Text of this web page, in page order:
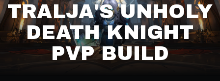
TRALJA'S UNHOLY
DEATH KNIGHT
PVP BUILD